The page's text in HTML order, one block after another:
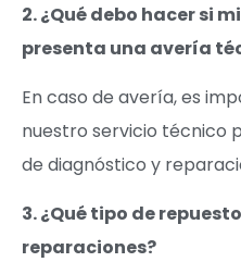
2. ¿Qué debo hacer si
presenta una avería
En caso de avería, es
nuestro servicio técnico
de diagnóstico y
3. ¿Qué tipo de
reparaciones?